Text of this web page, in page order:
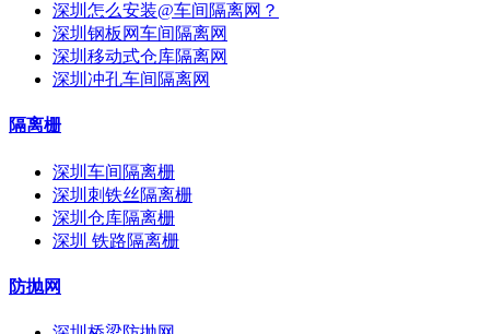
深圳怎么安装@车间隔离网？
深圳钢板网车间隔离网
深圳移动式仓库隔离网
深圳冲孔车间隔离网
隔离栅
深圳车间隔离栅
深圳刺铁丝隔离栅
深圳仓库隔离栅
深圳 铁路隔离栅
防抛网